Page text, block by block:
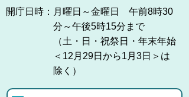
開庁日時： 月曜日～金曜日 午前8時30
分～午後5時15分まで
（土・日・祝祭日・年末年始
＜12月29日から1月3日＞は
除く）